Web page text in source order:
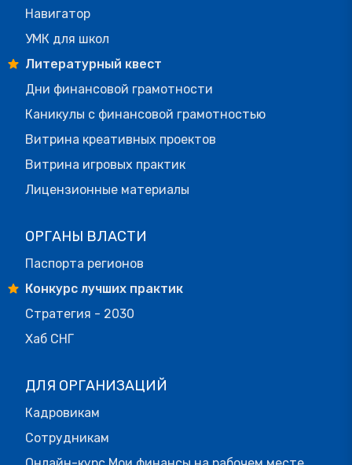
Навигатор
УМК для школ
Литературный квест
Дни финансовой грамотности
Каникулы с финансовой грамотностью
Витрина креативных проектов
Витрина игровых практик
Лицензионные материалы
ОРГАНЫ ВЛАСТИ
Паспорта регионов
Конкурс лучших практик
Стратегия - 2030
Хаб СНГ
ДЛЯ ОРГАНИЗАЦИЙ
Кадровикам
Сотрудникам